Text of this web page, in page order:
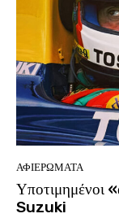
ΑΦΙΕΡΩΜΑΤΑ
Υποτιμημένοι
Suzuki